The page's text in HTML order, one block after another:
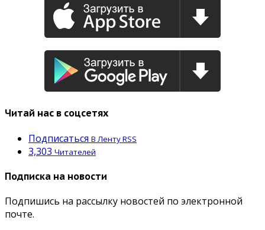
Читай нас в соцсетях
Подписаться В Ленту RSS
3,303 Читателей
Подписка на новости
Подпишись на рассылку новостей по электронной
почте.